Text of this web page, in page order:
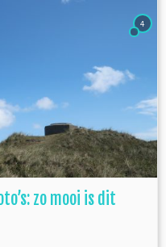
4
zo mooi is dit